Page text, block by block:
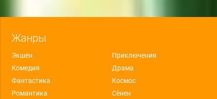
Жанры
Экшен
Приключения
Комедия
Драма
Фантастика
Космос
Романтика
Сёнен